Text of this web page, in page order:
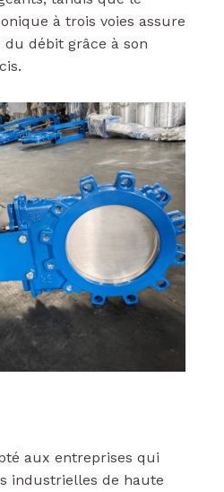
à trois voies assure
débit grâce à son
aux entreprises qui
industrielles de haute